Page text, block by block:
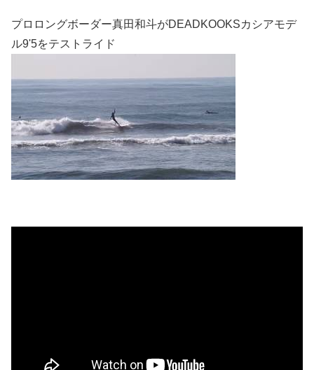
プロロングボーダー真田和斗がDEADKOOKSカシアモデ
ル9'5をテストライド